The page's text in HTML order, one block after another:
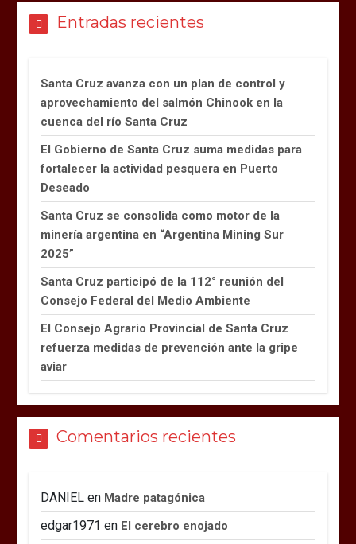
Entradas recientes
Santa Cruz avanza con un plan de control y
aprovechamiento del salmón Chinook en la
cuenca del río Santa Cruz
El Gobierno de Santa Cruz suma medidas para
fortalecer la actividad pesquera en Puerto
Deseado
Santa Cruz se consolida como motor de la
minería argentina en “Argentina Mining Sur
2025”
Santa Cruz participó de la 112° reunión del
Consejo Federal del Medio Ambiente
El Consejo Agrario Provincial de Santa Cruz
refuerza medidas de prevención ante la gripe
aviar
Comentarios recientes
DANIEL en Madre patagónica
edgar1971 en El cerebro enojado